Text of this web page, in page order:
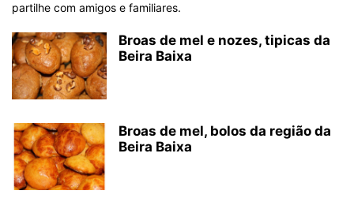
partilhe com amigos e familiares.
Broas de mel e nozes, tipicas da
Beira Baixa
Broas de mel, bolos da região da
Beira Baixa